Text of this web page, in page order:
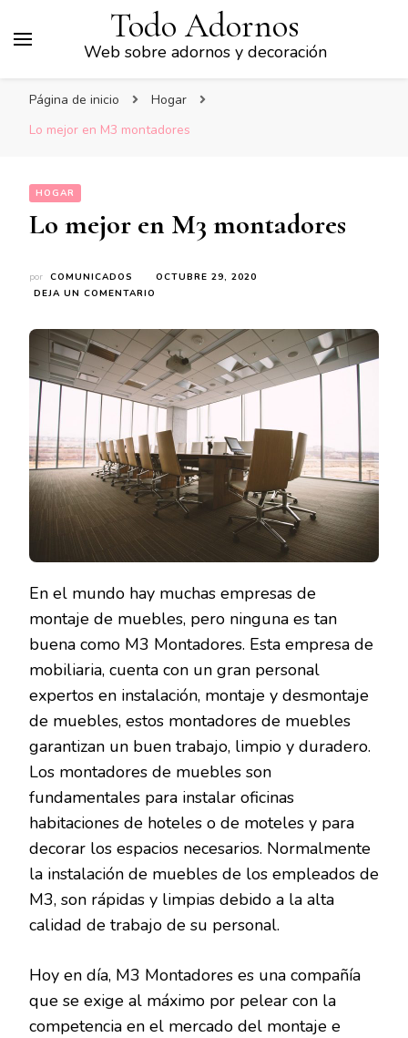
Todo Adornos
Web sobre adornos y decoración
Página de inicio
Hogar
Lo mejor en M3 montadores
HOGAR
Lo mejor en M3 montadores
por COMUNICADOS
OCTUBRE 29, 2020
DEJA UN COMENTARIO
EN
M3
MONTADORES
En el mundo hay muchas empresas de
montaje de muebles, pero ninguna es tan
buena como M3 Montadores. Esta empresa de
mobiliaria, cuenta con un gran personal
expertos en instalación, montaje y desmontaje
de muebles, estos montadores de muebles
garantizan un buen trabajo, limpio y duradero.
Los montadores de muebles son
fundamentales para instalar oficinas
habitaciones de hoteles o de moteles y para
decorar los espacios necesarios. Normalmente
la instalación de muebles de los empleados de
M3, son rápidas y limpias debido a la alta
calidad de trabajo de su personal.
Hoy en día, M3 Montadores es una compañía
que se exige al máximo por pelear con la
competencia en el mercado del montaje e